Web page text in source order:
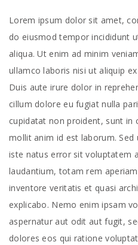
Lorem ipsum dolor sit amet,
do eiusmod tempor incididunt
aliqua. Ut enim ad minim
ullamco laboris nisi ut aliquip
Duis aute irure dolor in
cillum dolore eu fugiat nulla
cupidatat non proident, sunt in
mollit anim id est laborum. Sed
iste natus error sit voluptatem
laudantium, totam rem
inventore veritatis et quasi
explicabo. Nemo enim ipsam
aspernatur aut odit aut fugit,
dolores eos qui ratione